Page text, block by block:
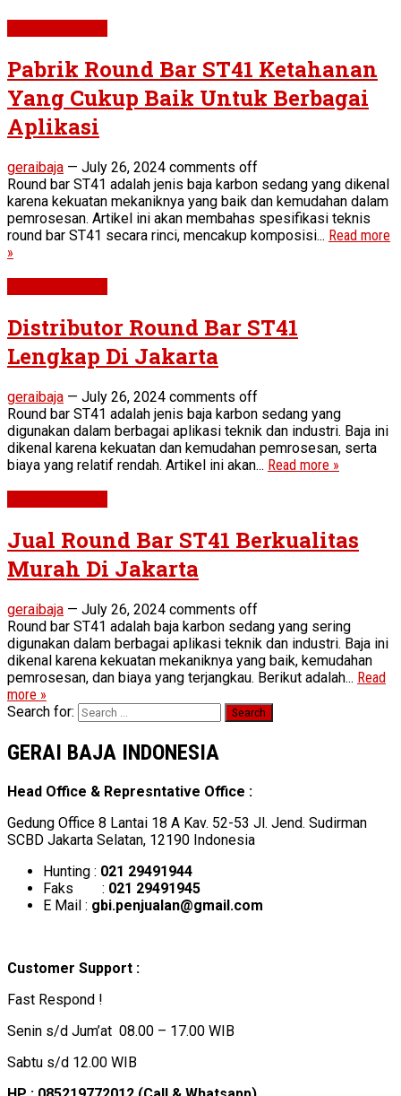
Pabrik Round Bar ST41 Ketahanan
Yang Cukup Baik Untuk Berbagai
Aplikasi
geraibaja — July 26, 2024 comments off
Round bar ST41 adalah jenis baja karbon sedang yang dikenal
karena kekuatan mekaniknya yang baik dan kemudahan dalam
pemrosesan. Artikel ini akan membahas spesifikasi teknis
round bar ST41 secara rinci, mencakup komposisi... Read more
»
Distributor Round Bar ST41
Lengkap Di Jakarta
geraibaja — July 26, 2024 comments off
Round bar ST41 adalah jenis baja karbon sedang yang
digunakan dalam berbagai aplikasi teknik dan industri. Baja ini
dikenal karena kekuatan dan kemudahan pemrosesan, serta
biaya yang relatif rendah. Artikel ini akan... Read more »
Jual Round Bar ST41 Berkualitas
Murah Di Jakarta
geraibaja — July 26, 2024 comments off
Round bar ST41 adalah baja karbon sedang yang sering
digunakan dalam berbagai aplikasi teknik dan industri. Baja ini
dikenal karena kekuatan mekaniknya yang baik, kemudahan
pemrosesan, dan biaya yang terjangkau. Berikut adalah... Read
more »
Search for:
GERAI BAJA INDONESIA
Head Office & Represntative Office :
Gedung Office 8 Lantai 18 A Kav. 52-53 Jl. Jend. Sudirman
SCBD Jakarta Selatan, 12190 Indonesia
Hunting : 021 29491944
Faks : 021 29491945
E Mail : gbi.penjualan@gmail.com
Customer Support :
Fast Respond !
Senin s/d Jum’at 08.00 – 17.00 WIB
Sabtu s/d 12.00 WIB